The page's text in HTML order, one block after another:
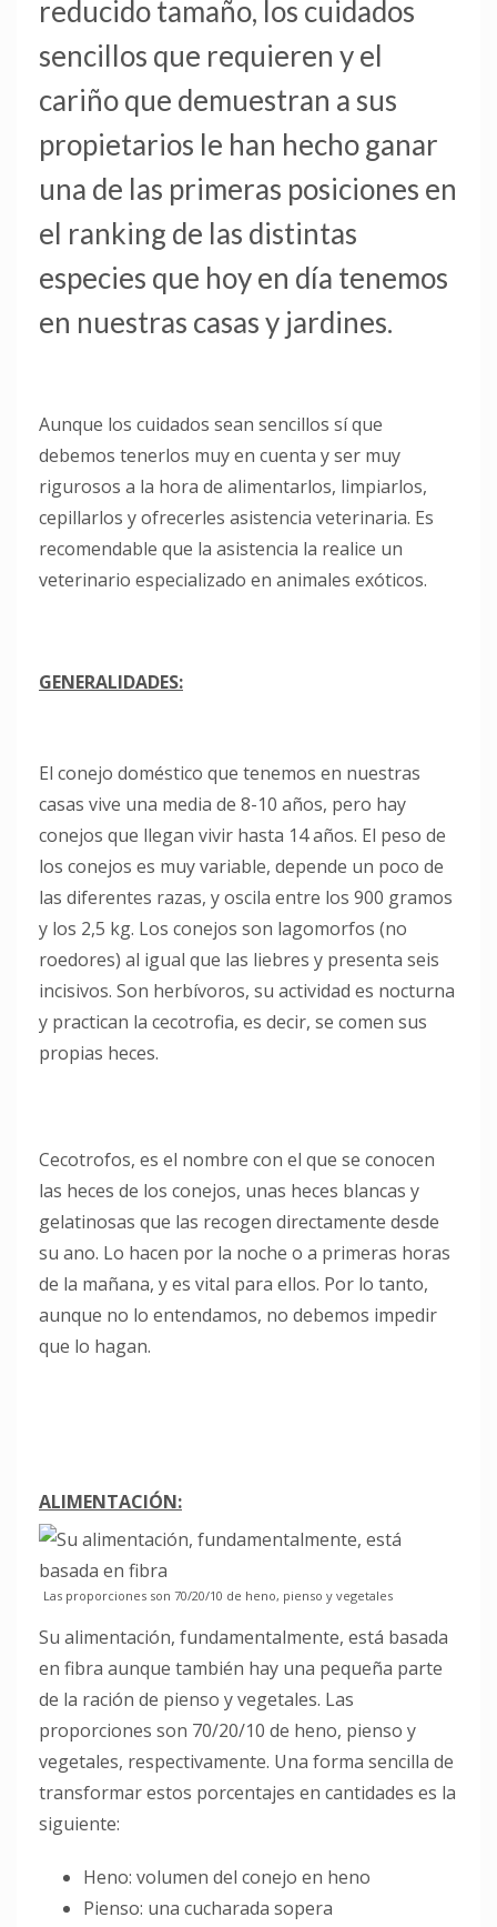
reducido tamaño, los cuidados
sencillos que requieren y el
cariño que demuestran a sus
propietarios le han hecho ganar
una de las primeras posiciones en
el ranking de las distintas
especies que hoy en día tenemos
en nuestras casas y jardines.
Aunque los cuidados sean sencillos sí que
debemos tenerlos muy en cuenta y ser muy
rigurosos a la hora de alimentarlos, limpiarlos,
cepillarlos y ofrecerles asistencia veterinaria. Es
recomendable que la asistencia la realice un
veterinario especializado en animales exóticos.
GENERALIDADES:
El conejo doméstico que tenemos en nuestras
casas vive una media de 8-10 años, pero hay
conejos que llegan vivir hasta 14 años. El peso de
los conejos es muy variable, depende un poco de
las diferentes razas, y oscila entre los 900 gramos
y los 2,5 kg. Los conejos son lagomorfos (no
roedores) al igual que las liebres y presenta seis
incisivos. Son herbívoros, su actividad es nocturna
y practican la cecotrofia, es decir, se comen sus
propias heces.
Cecotrofos, es el nombre con el que se conocen
las heces de los conejos, unas heces blancas y
gelatinosas que las recogen directamente desde
su ano. Lo hacen por la noche o a primeras horas
de la mañana, y es vital para ellos. Por lo tanto,
aunque no lo entendamos, no debemos impedir
que lo hagan.
ALIMENTACIÓN:
Las proporciones son 70/20/10 de heno, pienso y vegetales
Su alimentación, fundamentalmente, está basada
en fibra aunque también hay una pequeña parte
de la ración de pienso y vegetales. Las
proporciones son 70/20/10 de heno, pienso y
vegetales, respectivamente. Una forma sencilla de
transformar estos porcentajes en cantidades es la
siguiente:
Heno: volumen del conejo en heno
Pienso: una cucharada sopera